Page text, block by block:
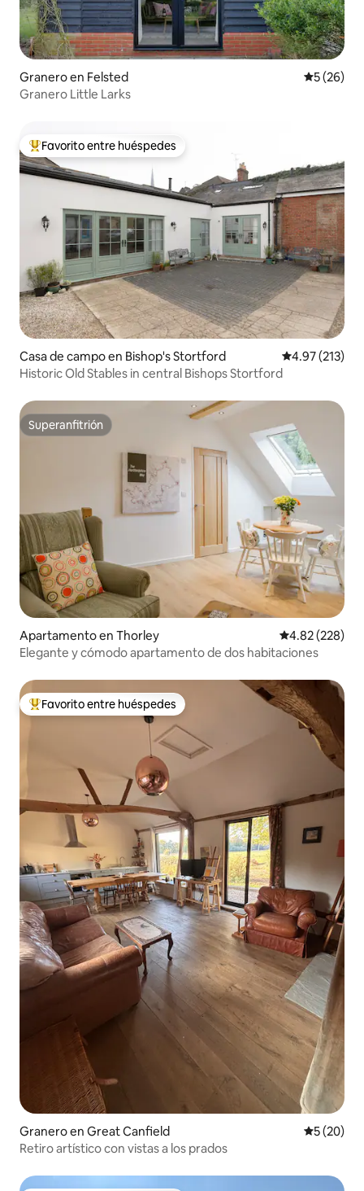
Granero en Felsted
5 (26)
Granero Little Larks
Favorito entre huéspedes preferido
Favorito entre huéspedes
Casa de campo en Bishop's Stortford Calificación
4.97 (213)
Historic Old Stables in central Bishops Stortford
Superanfitrión
Superanfitrión
Apartamento en Thorley Calificación
4.82 (228)
Elegante y cómodo apartamento de dos habitaciones
Favorito entre huéspedes preferido
Favorito entre huéspedes
Granero en Great Canfield
5 (20)
Retiro artístico con vistas a los prados